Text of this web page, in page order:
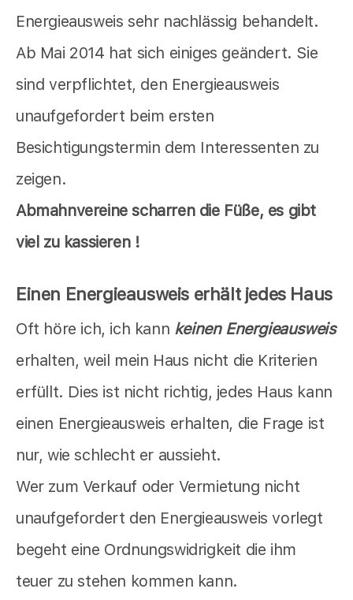
Energieausweis sehr nachlässig behandelt.
Ab Mai 2014 hat sich einiges geändert. Sie
sind verpflichtet, den Energieausweis
unaufgefordert beim ersten
Besichtigungstermin dem Interessenten zu
zeigen.
Abmahnvereine scharren die Füße, es gibt
viel zu kassieren !
Einen Energieausweis erhält jedes Haus
Oft höre ich, ich kann keinen Energieausweis
erhalten, weil mein Haus nicht die Kriterien
erfüllt. Dies ist nicht richtig, jedes Haus kann
einen Energieausweis erhalten, die Frage ist
nur, wie schlecht er aussieht.
Wer zum Verkauf oder Vermietung nicht
unaufgefordert den Energieausweis vorlegt
begeht eine Ordnungswidrigkeit die ihm
teuer zu stehen kommen kann.